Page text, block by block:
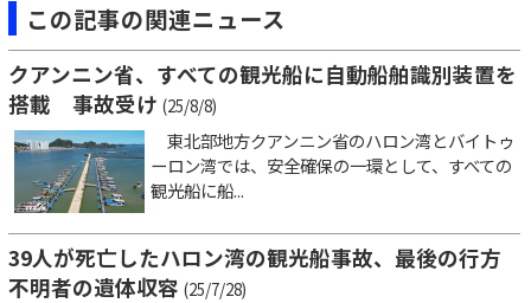
この記事の関連ニュース
クアンニン省、すべての観光船に自動船舶識別装置を
搭載 事故受け (25/8/8)
東北部地方クアンニン省のハロン湾とバイトゥ
ーロン湾では、安全確保の一環として、すべての
観光船に船...
39人が死亡したハロン湾の観光船事故、最後の行方
不明者の遺体収容 (25/7/28)